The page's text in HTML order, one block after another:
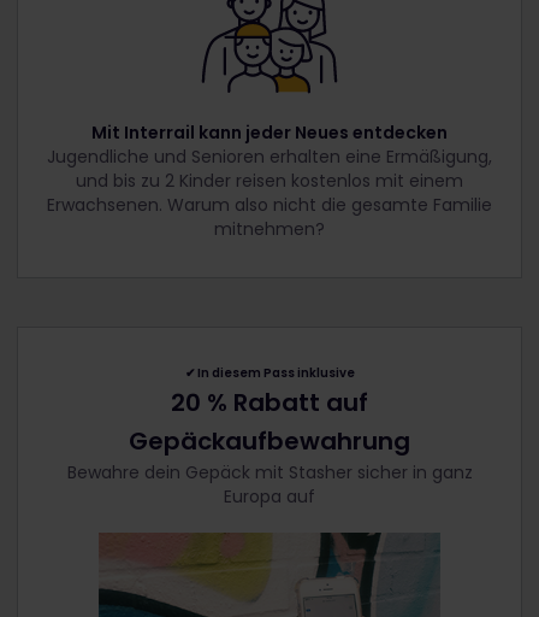
Mit Interrail kann jeder Neues entdecken
Jugendliche und Senioren erhalten eine Ermäßigung,
und bis zu 2 Kinder reisen kostenlos mit einem
Erwachsenen. Warum also nicht die gesamte Familie
mitnehmen?
✔︎ In diesem Pass inklusive
20 % Rabatt auf
Gepäckaufbewahrung
Bewahre dein Gepäck mit Stasher sicher in ganz
Europa auf